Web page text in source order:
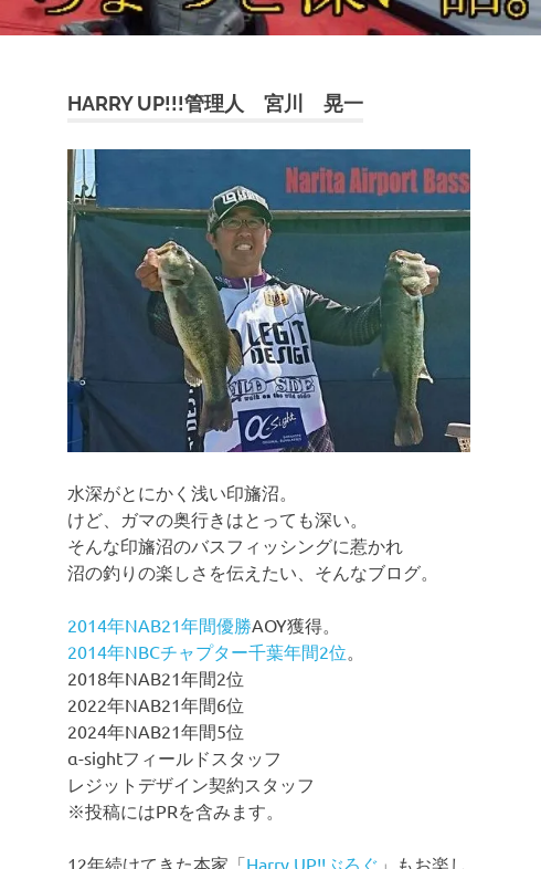
HARRY UP!!!管理人 宮川 晃一
水深がとにかく浅い印旛沼。
けど、ガマの奥行きはとっても深い。
そんな印旛沼のバスフィッシングに惹かれ
沼の釣りの楽しさを伝えたい、そんなブログ。
2014年NAB21年間優勝AOY獲得。
2014年NBCチャプター千葉年間2位
2018年NAB21年間2位
2022年NAB21年間6位
2024年NAB21年間5位
α-sightフィールドスタッフ
レジットデザイン契約スタッフ
※投稿にはPRを含みます。
12年続けてきた本家「Harry UP!!ぶろぐ 」もお楽し